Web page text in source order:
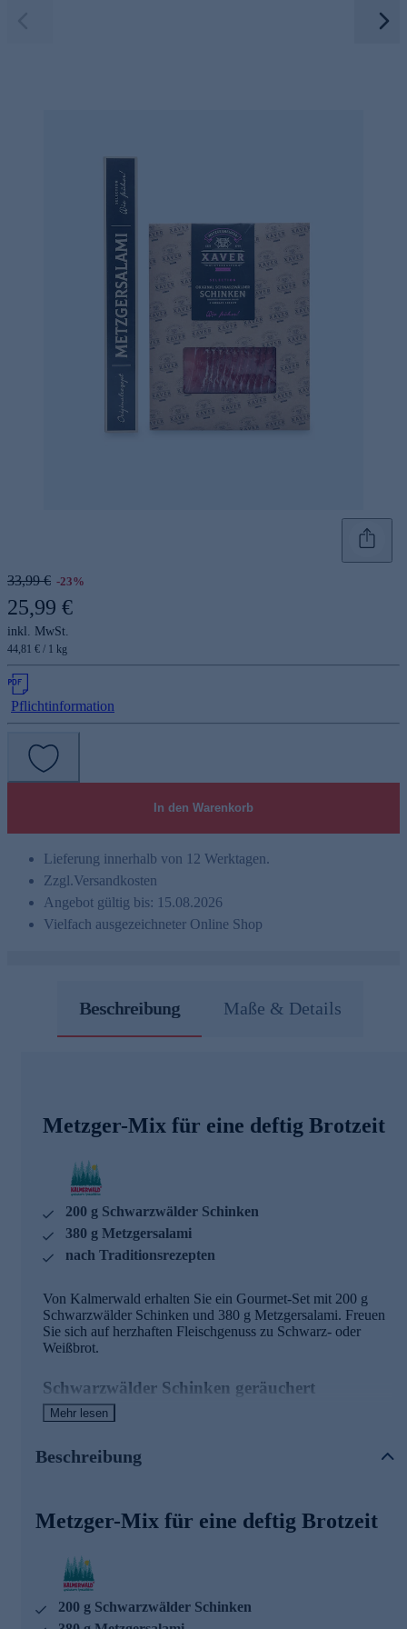
33,99 € -23%
25,99 €
inkl. MwSt.
44,81 € / 1 kg
Pflichtinformation
In den Warenkorb
Lieferung innerhalb von 12 Werktagen.
Zzgl.Versandkosten
Angebot gültig bis: 15.08.2026
Vielfach ausgezeichneter Online Shop
Beschreibung Maße & Details
Metzger-Mix für eine deftig Brotzeit
200 g Schwarzwälder Schinken
380 g Metzgersalami
nach Traditionsrezepten
Von Kalmerwald erhalten Sie ein Gourmet-Set mit 200 g
Schwarzwälder Schinken und 380 g Metzgersalami. Freuen
Sie sich auf herzhaften Fleischgenuss zu Schwarz- oder
Weißbrot.
Schwarzwälder Schinken geräuchert
Der original Schwarzwälder Schinken kann nach dem
und Ruhekammern reifen. Hier sorgt die besondere
Mischung aus Gewürzen und viel reiner Schwarzwaldluft
Salami nach Traditionsrezept
Die Kalmerwald Metzgersalami wird "wie früher" aus bester
Rohware nach eigenen Rezepturen in echter
Hausmacherqualität hergestellt. Die Körnung und der
Salzgehalt, die raffinierte Würze und die Dauer der
Trocknung machen den feinen Unterschied, das
Mehr lesen
Beschreibung
Metzger-Mix für eine deftig Brotzeit
200 g Schwarzwälder Schinken